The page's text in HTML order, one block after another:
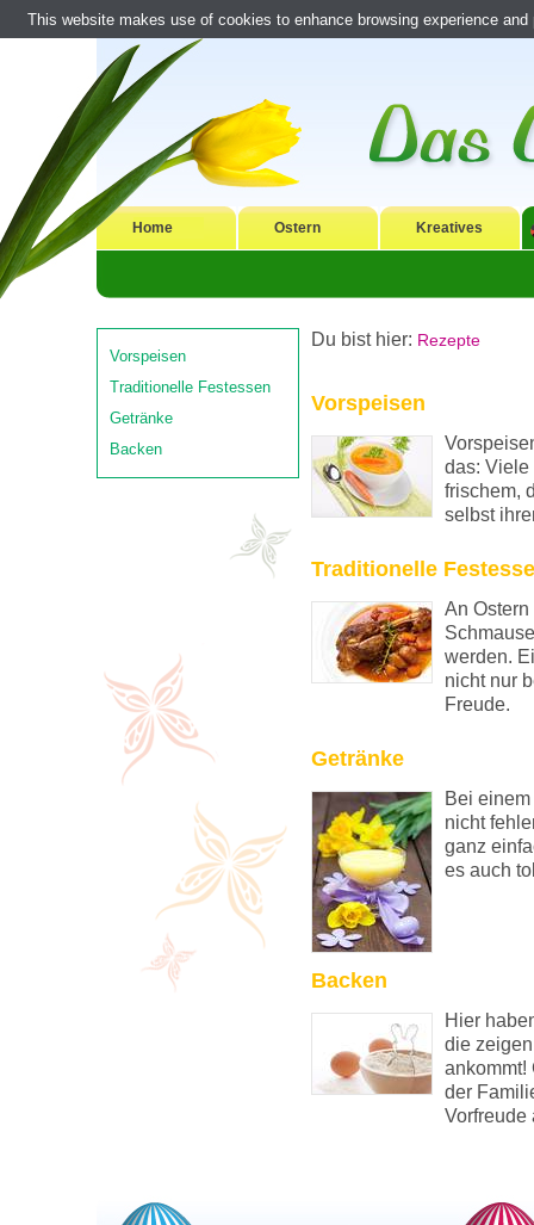
Home Ostern Kreatives
Vorspeisen
Traditionelle Festessen
Getränke
Backen
Du bist hier: Rezepte
Vorspeisen
das: Viele
frischem,
selbst
Traditionelle
An
werden.
nicht nur
Freude.
Getränke
Bei
nicht
ganz
es auch
Backen
Hier
die
ankommt!
der
Vorfreude
This website makes use of cookies to enhance browsing experience